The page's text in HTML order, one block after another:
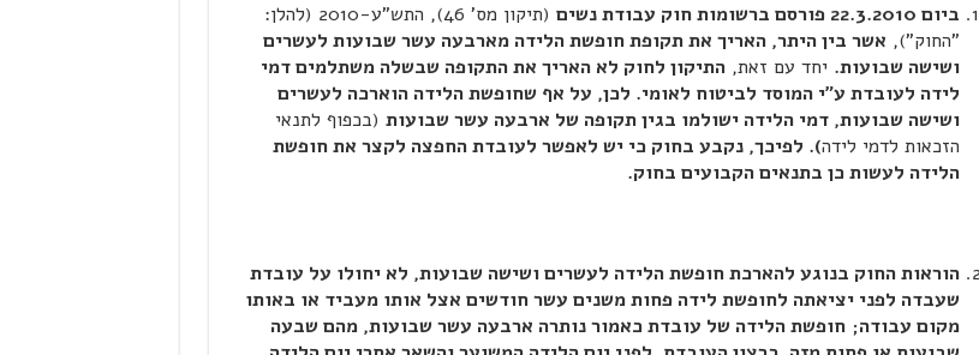
ביום 22.3.2010 פורסם ברשומות חוק עבודת נשים
(תיקון מס' 46), התש"ע-2010 (להלן:
"החוק"), אשר בין היתר, האריך את תקופת חופשת הלידה מארבעה עשר שבועות לעשרים
ושישה שבועות. יחד עם זאת,התיקון לחוק לא האריך את התקופה שבשלה משתלמים דמי
לידה לעובדת ע"י המוסד לביטוח לאומי. לכן, על אף שחופשת הלידה הוארכה לעשרים
ושישה שבועות, דמי הלידה ישולמו בגין תקופה של ארבעה עשר שבועות (בכפוף לתנאי
הזכאות לדמי לידה). לפיכך, נקבע בחוק כי יש לאפשר לעובדת החפצה לקצר את חופשת
הלידה לעשות כן בתנאים הקבועים בחוק.
הוראות החוק בנוגע להארכת חופשת הלידה לעשרים ושישה שבועות, לא יחולו על עובדת
שעבדה לפני יציאתה לחופשת לידה פחות משנים עשר חודשים אצל אותו מעביד או באותו
מקום עבודה; חופשת הלידה של עובדת כאמור נותרה ארבעה עשר שבועות, מהם שבעה